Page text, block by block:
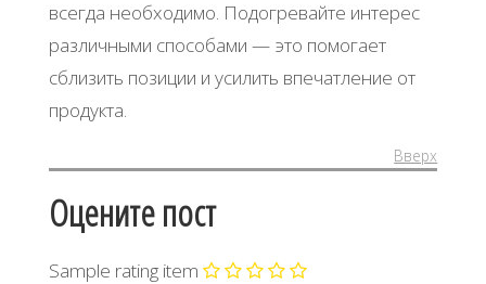
всегда необходимо. Подогревайте интерес
различными способами — это помогает
сблизить позиции и усилить впечатление от
продукта.
Вверх
Оцените пост
Sample rating item